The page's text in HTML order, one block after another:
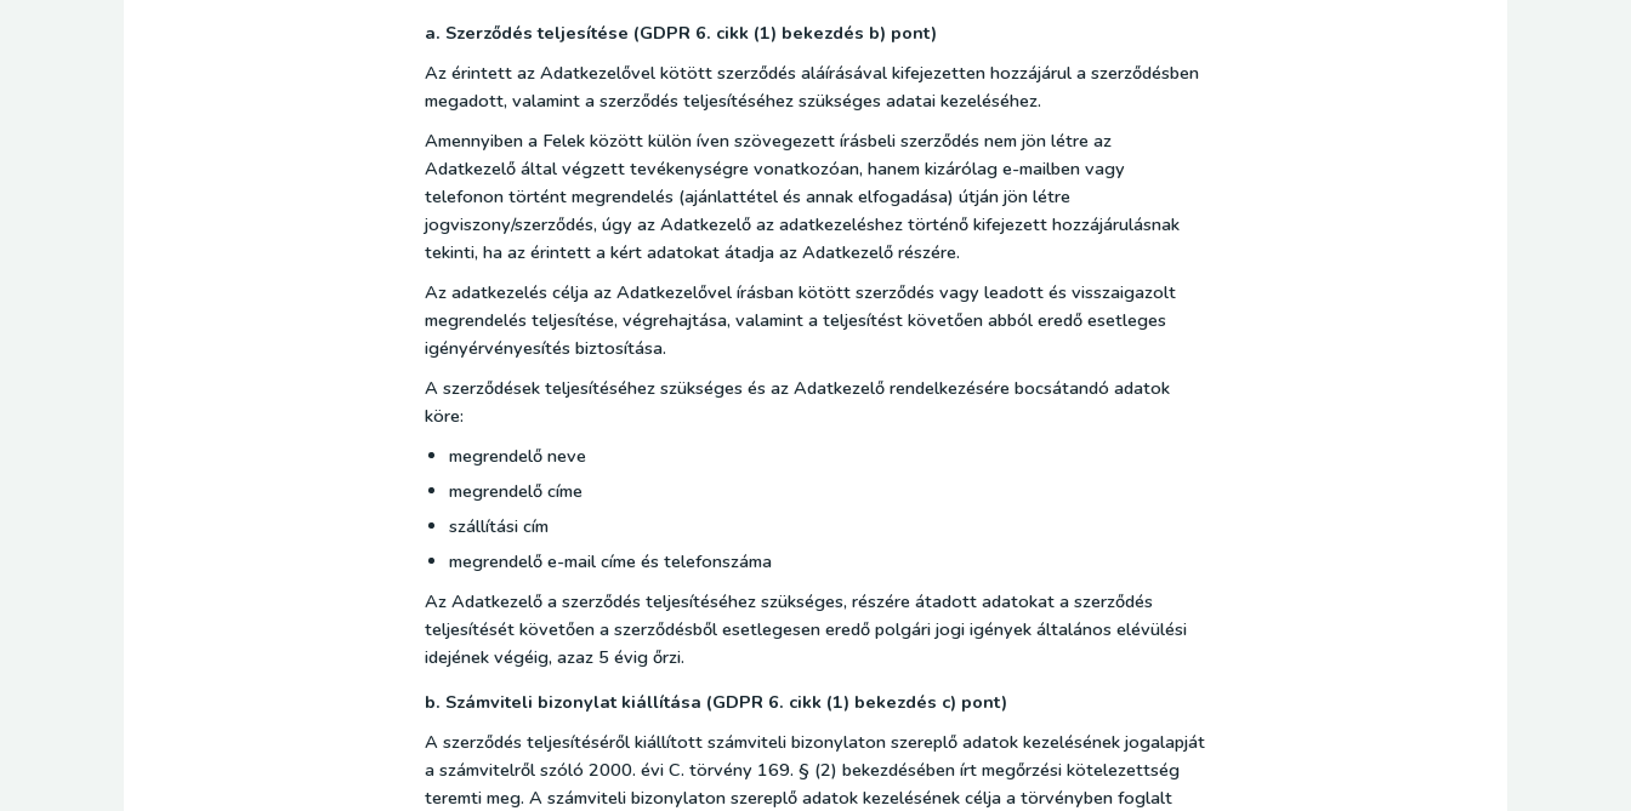
a. Szerződés teljesítése (GDPR 6. cikk (1) bekezdés b) pont)
Az érintett az Adatkezelővel kötött szerződés aláírásával kifejezetten hozzájárul a szerződésben
megadott, valamint a szerződés teljesítéséhez szükséges adatai kezeléséhez.
Amennyiben a Felek között külön íven szövegezett írásbeli szerződés nem jön létre az
Adatkezelő által végzett tevékenységre vonatkozóan, hanem kizárólag e-mailben vagy
telefonon történt megrendelés (ajánlattétel és annak elfogadása) útján jön létre
jogviszony/szerződés, úgy az Adatkezelő az adatkezeléshez történő kifejezett hozzájárulásnak
tekinti, ha az érintett a kért adatokat átadja az Adatkezelő részére.
Az adatkezelés célja az Adatkezelővel írásban kötött szerződés vagy leadott és visszaigazolt
megrendelés teljesítése, végrehajtása, valamint a teljesítést követően abból eredő esetleges
igényérvényesítés biztosítása.
A szerződések teljesítéséhez szükséges és az Adatkezelő rendelkezésére bocsátandó adatok
köre:
megrendelő neve
megrendelő címe
szállítási cím
megrendelő e-mail címe és telefonszáma
Az Adatkezelő a szerződés teljesítéséhez szükséges, részére átadott adatokat a szerződés
teljesítését követően a szerződésből esetlegesen eredő polgári jogi igények általános elévülési
idejének végéig, azaz 5 évig őrzi.
b. Számviteli bizonylat kiállítása (GDPR 6. cikk (1) bekezdés c) pont)
A szerződés teljesítéséről kiállított számviteli bizonylaton szereplő adatok kezelésének jogalapját
a számvitelről szóló 2000. évi C. törvény 169. § (2) bekezdésében írt megőrzési kötelezettség
teremti meg. A számviteli bizonylaton szereplő adatok kezelésének célja a törvényben foglalt